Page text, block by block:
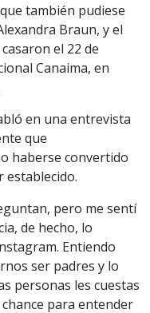
también pudiese
Braun, y el
el 22 de
Canaima, en
en una entrevista
que
haberse convertido
establecido.
pero me sentí
de hecho, lo
Entiendo
ser padres y lo
personas les cuestas
para entender